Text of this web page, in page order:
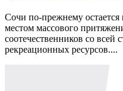
Сочи по-прежнему
местом массового
соотечественников со всей
рекреационных ресурсов....